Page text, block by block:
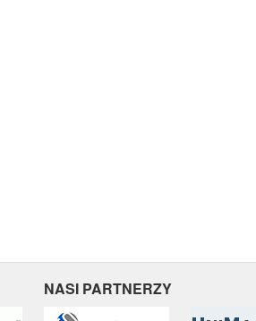
NASI PARTNERZY